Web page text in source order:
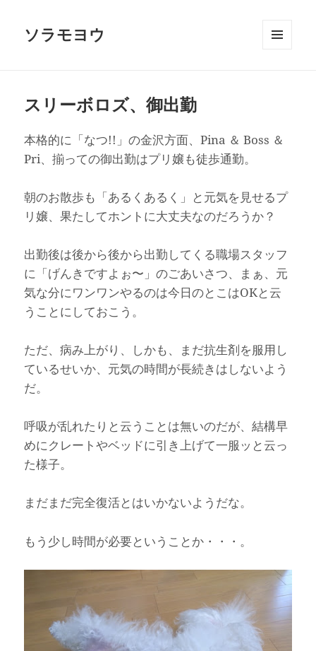
ソラモヨウ
スリーボロズ、御出勤
本格的に「なつ!!」の金沢方面、Pina ＆ Boss ＆
Pri、揃っての御出勤はプリ嬢も徒歩通勤。
朝のお散歩も「あるくあるく」と元気を見せるプ
リ嬢、果たしてホントに大丈夫なのだろうか？
出勤後は後から後から出勤してくる職場スタッフ
に「げんきですよぉ〜」のごあいさつ、まぁ、元
気な分にワンワンやるのは今日のとこはOKと云
うことにしておこう。
ただ、病み上がり、しかも、まだ抗生剤を服用し
ているせいか、元気の時間が長続きはしないよう
だ。
呼吸が乱れたりと云うことは無いのだが、結構早
めにクレートやベッドに引き上げて一服ッと云っ
た様子。
まだまだ完全復活とはいかないようだな。
もう少し時間が必要ということか・・・。